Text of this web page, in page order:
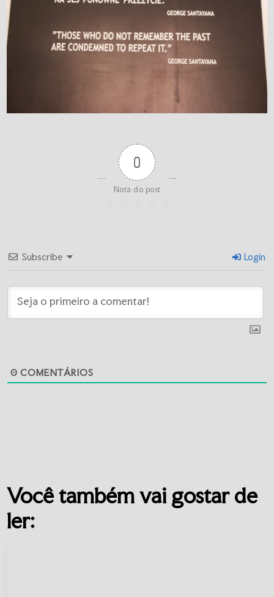
0
Nota do post
Subscribe Login
0 COMENTÁRIOS
Você também vai gostar de
ler: